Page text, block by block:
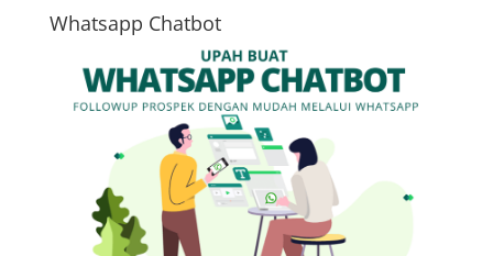
Whatsapp Chatbot